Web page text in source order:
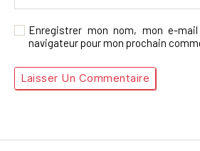
Enregistrer mon nom, mon e-
navigateur pour mon prochain